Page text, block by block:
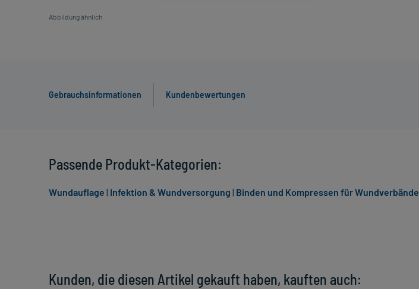
Abbildung ähnlich
Gebrauchsinformationen Kundenbewertungen
Kunden, die diesen Artikel gekauft haben, kauften auch:
Passende Produkt-Kategorien:
Wundauflage | Infektion & Wundversorgung | Binden und Kompressen für Wundverbände